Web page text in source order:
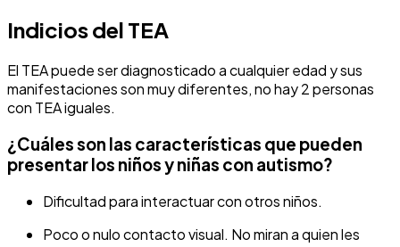
Indicios del TEA
El TEA puede ser diagnosticado a cualquier edad y sus
manifestaciones son muy diferentes, no hay 2 personas
con TEA iguales.
¿Cuáles son las características que pueden
presentar los niños y niñas con autismo?
Dificultad para interactuar con otros niños.
Poco o nulo contacto visual. No miran a quien les